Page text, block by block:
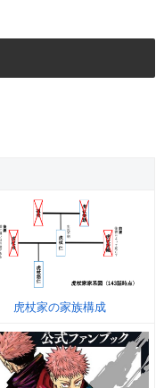
虎杖家の家族構成